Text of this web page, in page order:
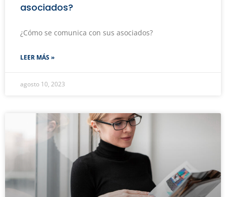
asociados?
¿Cómo se comunica con sus asociados?
LEER MÁS »
agosto 10, 2023